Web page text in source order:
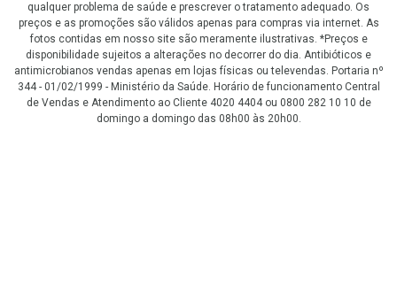
qualquer problema de saúde e prescrever o tratamento adequado. Os
preços e as promoções são válidos apenas para compras via internet. As
fotos contidas em nosso site são meramente ilustrativas. *Preços e
disponibilidade sujeitos a alterações no decorrer do dia. Antibióticos e
antimicrobianos vendas apenas em lojas físicas ou televendas. Portaria nº
344 - 01/02/1999 - Ministério da Saúde. Horário de funcionamento Central
de Vendas e Atendimento ao Cliente 4020 4404 ou 0800 282 10 10 de
domingo a domingo das 08h00 às 20h00.